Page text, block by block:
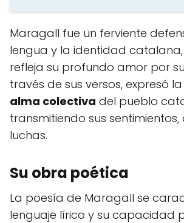
Maragall fue un ferviente
lengua y la identidad
refleja su profundo amor por
través de sus versos, expresó
alma colectiva del pueblo
transmitiendo sus sentimientos,
luchas.
Su obra poética
La poesía de Maragall se
lenguaje lírico y su capacidad